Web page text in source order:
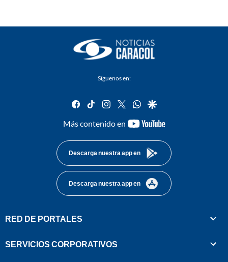
Síguenos en:
facebook
tiktok instagram
twitterwhatsapp
google
Más contenido en
youtube-
Descarga nuestra app en
Descarga nuestra app en
RED DE PORTALES
SERVICIOS CORPORATIVOS